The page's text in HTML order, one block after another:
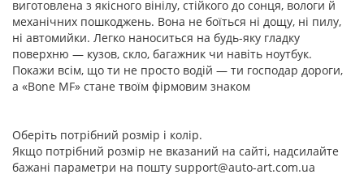
виготовлена з якісного вінілу, стійкого до сонця, вологи й
механічних пошкоджень. Вона не боїться ні дощу, ні пилу,
ні автомийки. Легко наноситься на будь-яку гладку
поверхню — кузов, скло, багажник чи навіть ноутбук.
Покажи всім, що ти не просто водій — ти господар дороги,
а «Bone MF» стане твоїм фірмовим знаком
Оберіть потрібний розмір і колір.
Якщо потрібний розмір не вказаний на сайті, надсилайте
бажані параметри на пошту support@auto-art.com.ua